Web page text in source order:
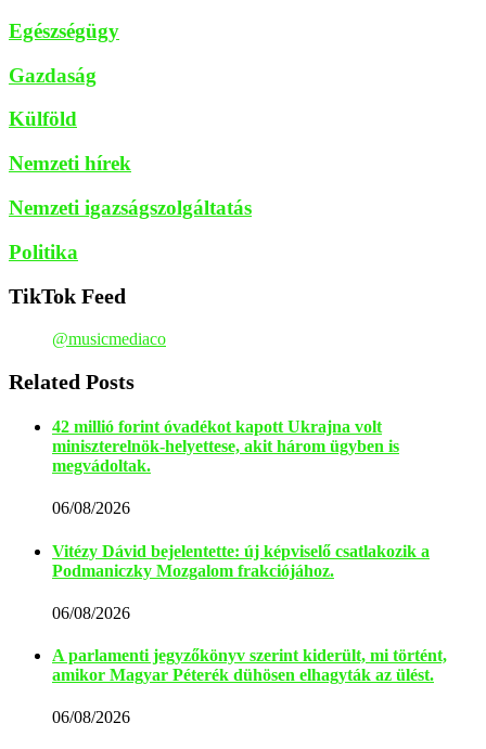
Egészségügy
Gazdaság
Külföld
Nemzeti hírek
Nemzeti igazságszolgáltatás
Politika
TikTok Feed
@musicmediaco
Related Posts
42 millió forint óvadékot kapott Ukrajna volt
miniszterelnök-helyettese, akit három ügyben is
megvádoltak.
06/08/2026
Vitézy Dávid bejelentette: új képviselő csatlakozik a
Podmaniczky Mozgalom frakciójához.
06/08/2026
A parlamenti jegyzőkönyv szerint kiderült, mi történt,
amikor Magyar Péterék dühösen elhagyták az ülést.
06/08/2026